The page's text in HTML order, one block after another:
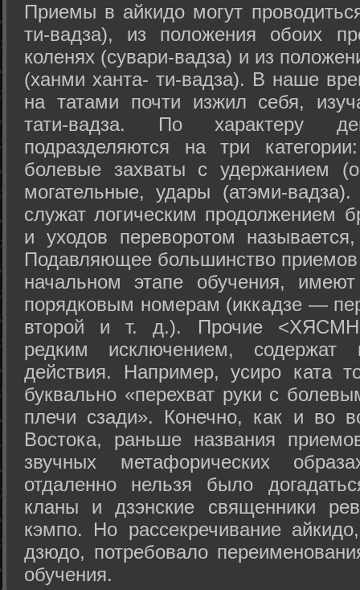
Приемы в айкидо могут
ти-вадза), из положения обоих
коленях (сувари-вадза) и из
(ханми ханта- ти-вадза). В наше
на татами почти изжил себя,
тати-вадза. По характеру
подразделяются на три
болевые захваты с удержанием
могательные, удары (атэми-
служат логическим продолжением
и уходов переворотом
Подавляющее большинство
начальном этапе обучения,
порядковым номерам (иккадзе —
второй и т. д.). Прочие
редким исключением, содержат
действия. Например, усиро ката
буквально «перехват руки с
плечи сзади». Конечно, как и во
Востока, раньше названия
звучных метафорических
отдаленно нельзя было
кланы и дзэнские священники
кэмпо. Но рассекречивание
дзюдо, потребовало
обучения.